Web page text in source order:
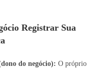
Registrar Sua
do negócio): O próprio